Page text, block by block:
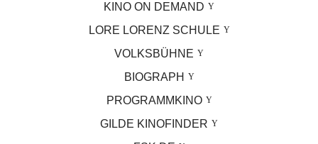
KINO ON DEMAND
LORE LORENZ SCHULE
VOLKSBÜHNE
BIOGRAPH
PROGRAMMKINO
GILDE KINOFINDER